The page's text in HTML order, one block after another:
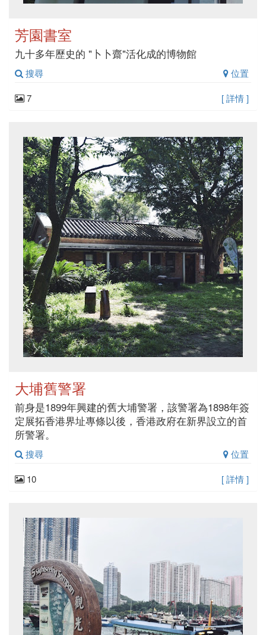
芳園書室
九十多年歷史的 "卜卜齋"活化成的博物館
搜尋
位置
7
[ 詳情 ]
大埔舊警署
前身是1899年興建的舊大埔警署，該警署為1898年簽
定展拓香港界址專條以後，香港政府在新界設立的首
所警署。
搜尋
位置
10
[ 詳情 ]